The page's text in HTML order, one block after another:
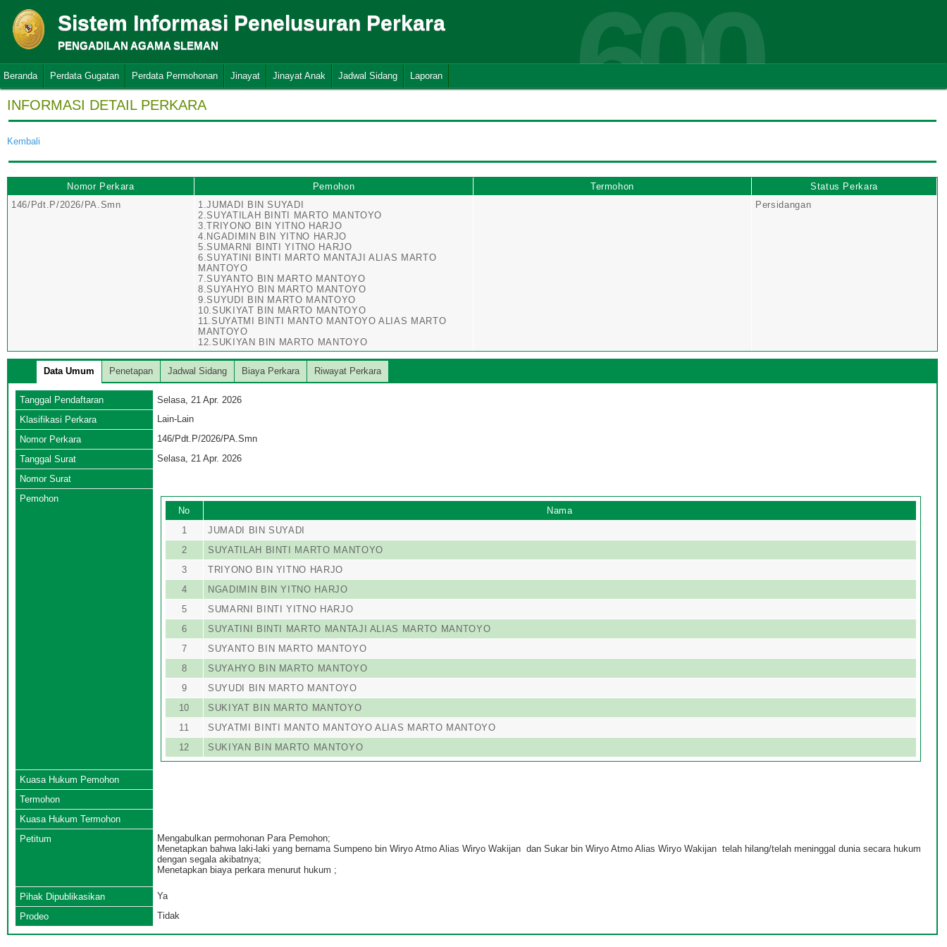
Sistem Informasi Penelusuran Perkara
PENGADILAN AGAMA SLEMAN 600
Beranda Perdata Gugatan Perdata Permohonan Jinayat Jinayat Anak Jadwal Sidang Laporan
INFORMASI DETAIL PERKARA
Kembali
Nomor Perkara Pemohon Termohon
Status Perkara
146/Pdt.P/2026/PA.Smn
1.JUMADI BIN SUYADI
2.SUYATILAH BINTI MARTO MANTOYO
3.TRIYONO BIN YITNO HARJO
4.NGADIMIN BIN YITNO HARJO
5.SUMARNI BINTI YITNO HARJO
6.SUYATINI BINTI MARTO MANTAJI ALIAS MARTO
MANTOYO
7.SUYANTO BIN MARTO MANTOYO
8.SUYAHYO BIN MARTO MANTOYO
9.SUYUDI BIN MARTO MANTOYO
10.SUKIYAT BIN MARTO MANTOYO
11.SUYATMI BINTI MANTO MANTOYO ALIAS MARTO
MANTOYO
12.SUKIYAN BIN MARTO MANTOYO
Persidangan
Data Umum Penetapan Jadwal Sidang Biaya Perkara Riwayat Perkara
Tanggal Pendaftaran
Selasa, 21 Apr. 2026
Klasifikasi Perkara
Lain-Lain
Nomor Perkara
146/Pdt.P/2026/PA.Smn
Tanggal Surat
Selasa, 21 Apr. 2026
Nomor Surat
Pemohon
No
Nama
1
JUMADI BIN SUYADI
2
SUYATILAH BINTI MARTO MANTOYO
3
TRIYONO BIN YITNO HARJO
4
NGADIMIN BIN YITNO HARJO
5
SUMARNI BINTI YITNO HARJO
6
SUYATINI BINTI MARTO MANTAJI ALIAS MARTO MANTOYO
7
SUYANTO BIN MARTO MANTOYO
8
SUYAHYO BIN MARTO MANTOYO
9
SUYUDI BIN MARTO MANTOYO
10
SUKIYAT BIN MARTO MANTOYO
11
SUYATMI BINTI MANTO MANTOYO ALIAS MARTO MANTOYO
12
SUKIYAN BIN MARTO MANTOYO
Kuasa Hukum Pemohon
Termohon
Kuasa Hukum Termohon
Petitum
Mengabulkan permohonan Para Pemohon;
Menetapkan bahwa laki-laki yang bernama Sumpeno bin Wiryo Atmo Alias Wiryo Wakijan dan Sukar bin Wiryo Atmo Alias Wiryo Wakijan telah hilang/telah meninggal dunia secara hukum
dengan segala akibatnya;
Menetapkan biaya perkara menurut hukum ;
Pihak Dipublikasikan
Ya
Prodeo
Tidak